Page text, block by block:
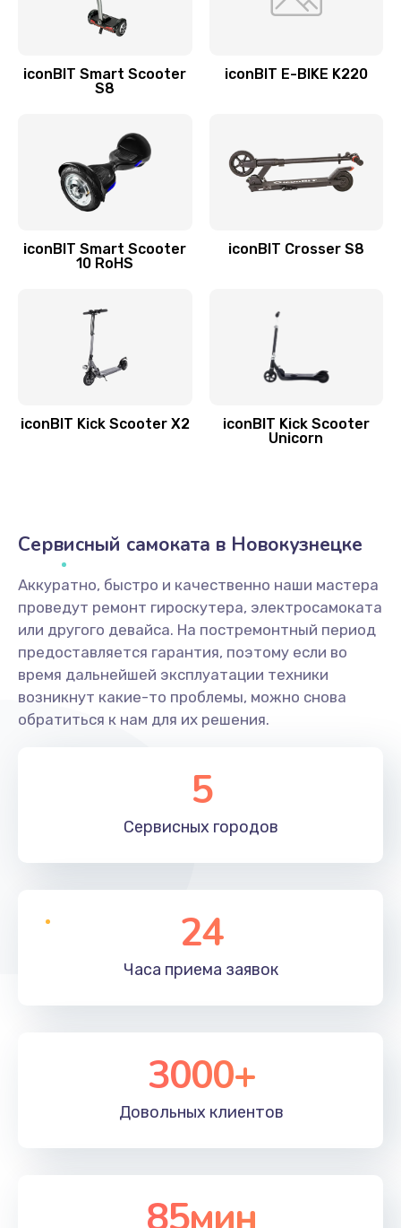
iconBIT Smart Scooter
S8
iconBIT E-BIKE K220
iconBIT Smart Scooter
10 RoHS
iconBIT Crosser S8
iconBIT Kick Scooter X2
iconBIT Kick Scooter
Unicorn
Сервисный самоката в Новокузнецке
Аккуратно, быстро и качественно наши мастера
проведут ремонт гироскутера, электросамоката
или другого девайса. На постремонтный период
предоставляется гарантия, поэтому если во
время дальнейшей эксплуатации техники
возникнут какие-то проблемы, можно снова
обратиться к нам для их решения.
5
Сервисных городов
24
Часа приема заявок
3000+
Довольных клиентов